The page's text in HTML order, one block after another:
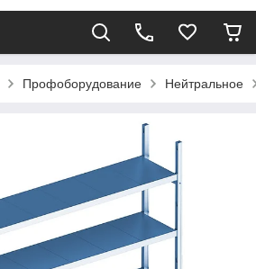
Профоборудование Нейтральное